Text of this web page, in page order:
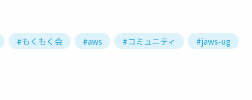
#もくもく会 #aws #コミュニティ
#jaws-ug